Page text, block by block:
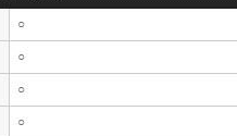
○
○
○
○